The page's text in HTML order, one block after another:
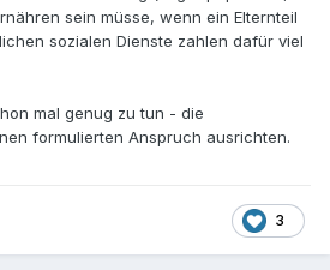
sein müsse, wenn ein Elternteil
sozialen Dienste zahlen dafür viel
mal genug zu tun - die
formulierten Anspruch ausrichten.
3